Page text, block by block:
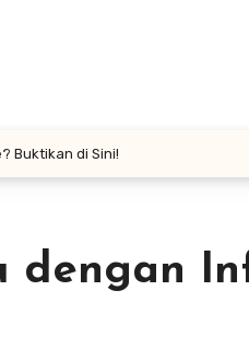
Buktikan di Sini!
dengan